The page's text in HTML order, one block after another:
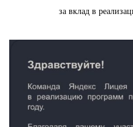
за вклад в